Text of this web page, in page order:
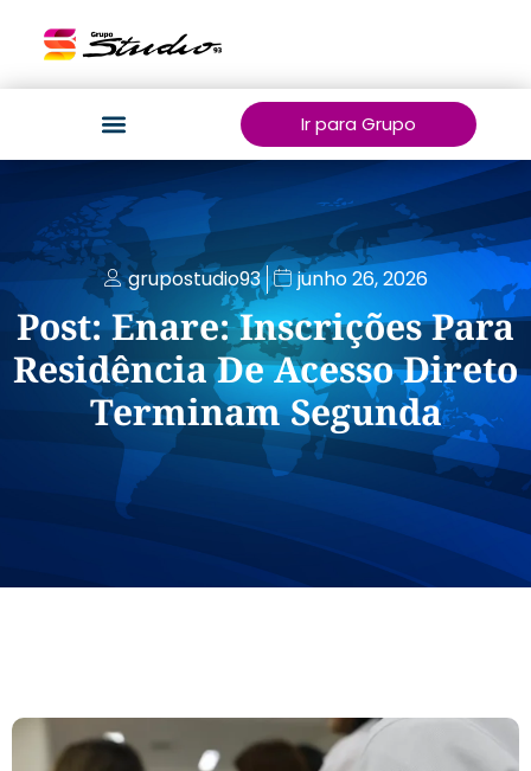
Ir para Grupo
grupostudio93 junho 26, 2026
Post: Enare: Inscrições Para
Residência De Acesso Direto
Terminam Segunda